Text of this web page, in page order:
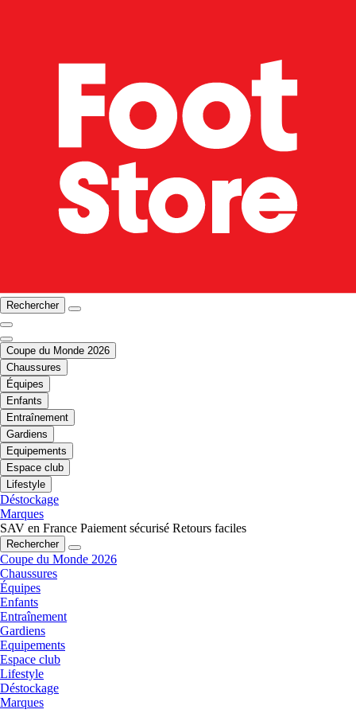
Rechercher
Coupe du Monde 2026
Chaussures
Équipes
Enfants
Entraînement
Gardiens
Equipements
Espace club
Lifestyle
Déstockage
Marques
SAV en France Paiement sécurisé Retours faciles
Rechercher
Coupe du Monde 2026
Chaussures
Équipes
Enfants
Entraînement
Gardiens
Equipements
Espace club
Lifestyle
Déstockage
Marques